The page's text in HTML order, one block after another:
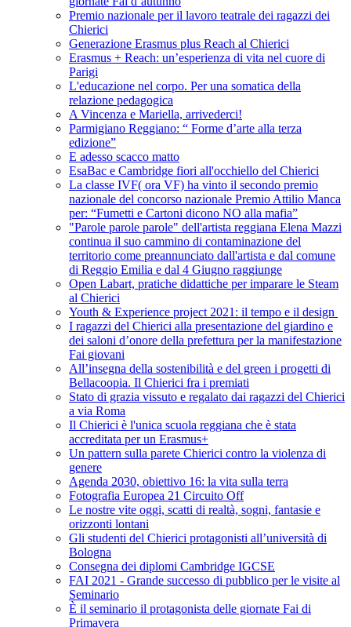
Premio nazionale per il lavoro teatrale dei ragazzi dei
Chierici
Generazione Erasmus plus Reach al Chierici
Erasmus + Reach: un’esperienza di vita nel cuore di
Parigi
L'educazione nel corpo. Per una somatica della
relazione pedagogica
A Vincenza e Mariella, arrivederci!
Parmigiano Reggiano: “ Forme d’arte alla terza
edizione”
E adesso scacco matto
EsaBac e Cambridge fiori all'occhiello del Chierici
La classe IVF( ora VF) ha vinto il secondo premio
nazionale del concorso nazionale Premio Attilio Manca
per: “Fumetti e Cartoni dicono NO alla mafia”
"Parole parole parole" dell'artista reggiana Elena Mazzi
continua il suo cammino di contaminazione del
territorio come preannunciato dall'artista e dal comune
di Reggio Emilia e dal 4 Giugno raggiunge
Open Labart, pratiche didattiche per imparare le Steam
al Chierici
Youth & Experience project 2021: il tempo e il design
I ragazzi del Chierici alla presentazione del giardino e
dei saloni d’onore della prefettura per la manifestazione
Fai giovani
All’insegna della sostenibilità e del green i progetti di
Bellacoopia. Il Chierici fra i premiati
Stato di grazia vissuto e regalato dai ragazzi del Chierici
a via Roma
Il Chierici è l'unica scuola reggiana che è stata
accreditata per un Erasmus+
Un pattern sulla parete Chierici contro la violenza di
genere
Agenda 2030, obiettivo 16: la vita sulla terra
Fotografia Europea 21 Circuito Off
Le nostre vite oggi, scatti di realtà, sogni, fantasie e
orizzonti lontani
Gli studenti del Chierici protagonisti all’università di
Bologna
Consegna dei diplomi Cambridge IGCSE
FAI 2021 - Grande successo di pubblico per le visite al
Seminario
È il seminario il protagonista delle giornate Fai di
Primavera